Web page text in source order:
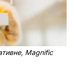
Magnific